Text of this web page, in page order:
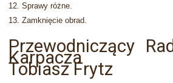
12. Sprawy różne.
13. Zamknięcie obrad.
Przewodniczący
Karpacza
Tobiasz Frytz